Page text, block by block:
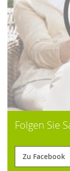
Folgen Sie
Zu Facebook